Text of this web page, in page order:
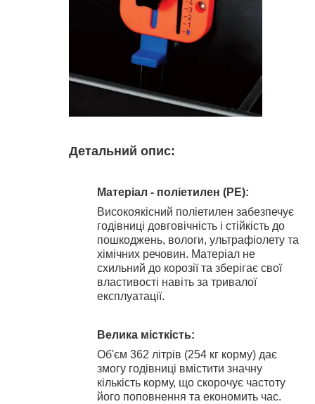
Детальний опис:
Матеріал - поліетилен (PE):
Високоякісний поліетилен забезпечує
годівниці довговічність і стійкість до
пошкоджень, вологи, ультрафіолету та
хімічних речовин. Матеріал не
схильний до корозії та зберігає свої
властивості навіть за тривалої
експлуатації.
Велика місткість:
Об'єм 362 літрів (254 кг корму) дає
змогу годівниці вмістити значну
кількість корму, що скорочує частоту
його поповнення та економить час.